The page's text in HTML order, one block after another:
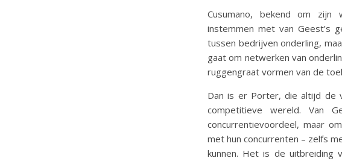
Cusumano, bekend om zijn
instemmen met van Geest’s
tussen bedrijven onderling,
gaat om netwerken van
ruggengraat vormen van de
Dan is er Porter, die altijd de
competitieve wereld. Van
concurrentievoordeel, maar
met hun concurrenten – zelfs
kunnen. Het is de uitbreiding